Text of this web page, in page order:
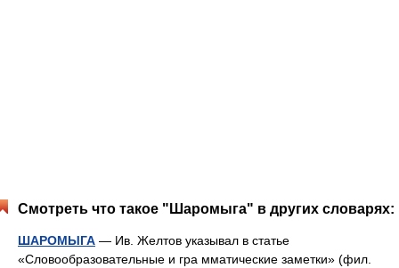
Смотреть что такое "Шаромыга" в других словарях:
ШАРОМЫГА — Ив. Желтов указывал в статье
«Словообразовательные и гра мматические заметки» (фил.